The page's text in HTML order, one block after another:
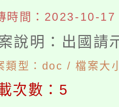
時間：2023-10-
說明：出國請
類型：doc / 檔案大
次數：5